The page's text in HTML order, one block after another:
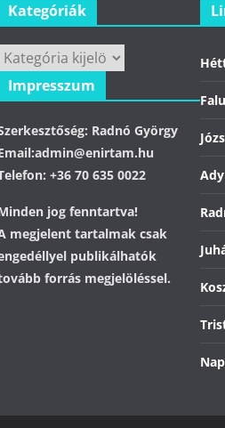
Kategóriák
Kategóriák
Impresszum
Radnó György
+36 70 635 0022
jog fenntartva!
megjelent tartalmak csak
publikálhatók
forrás megjelöléssel.